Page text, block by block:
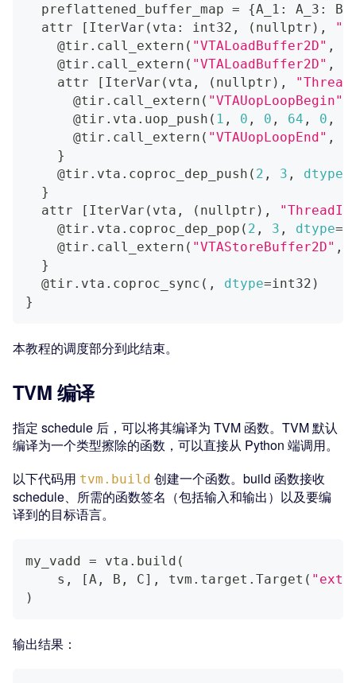
  preflattened_buffer_map
= {A_1: A_3:
  attr
[ IterVar ( vta: int32, ( nullptr ) ,
    @tir.call_extern
( "VTALoadBuffer2D" ,
    @tir.call_extern
( "VTALoadBuffer2D" ,
    attr
[ IterVar ( vta, ( nullptr ) ,
      @tir.call_extern
( "VTAUopLoopBegin"
      @tir.vta.uop_push
( 1 , 0 , 0 , 64 , 0 ,
      @tir.call_extern
( "VTAUopLoopEnd" ,
}
    @tir.vta.coproc_dep_push
( 2 , 3 , dtype
}
  attr
[ IterVar ( vta, ( nullptr ) ,
    @tir.vta.coproc_dep_pop
( 2 , 3 , dtype=
    @tir.call_extern
( "VTAStoreBuffer2D" ,
}
  @tir.vta.coproc_sync
( , dtype=int32 )
}
本教程的调度部分到此结束。
TVM 编译
指定 schedule 后，可以将其编译为 TVM 函数。TVM 默认
编译为一个类型擦除的函数，可以直接从 Python 端调用。
以下代码用 tvm.build 创建一个函数。build 函数接收
schedule、所需的函数签名（包括输入和输出）以及要编
译到的目标语言。
my_vadd = vta . build (
    s
, [A , B , C] , tvm . target . Target (
)
输出结果：